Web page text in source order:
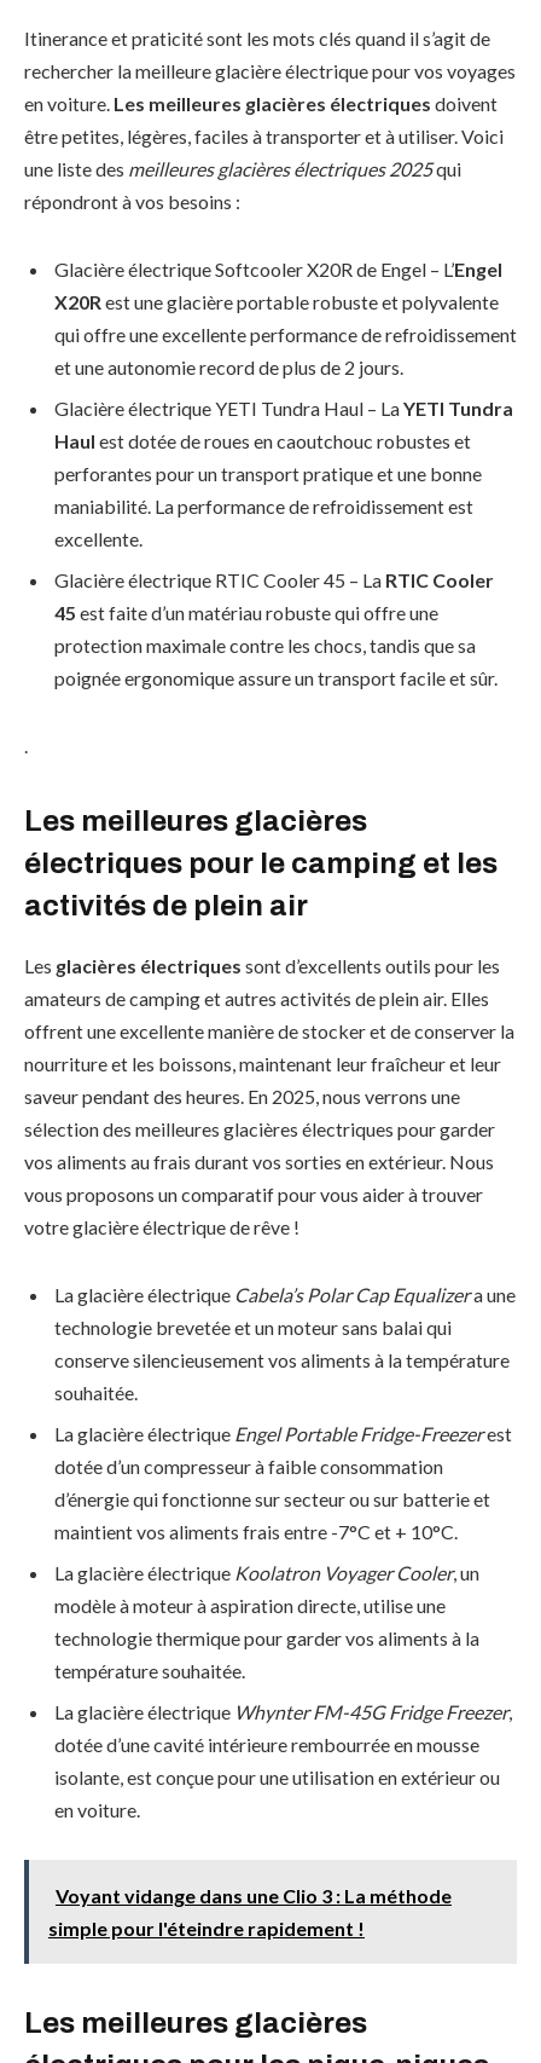
Itinerance et praticité sont les mots clés quand il s’agit de
rechercher la meilleure glacière électrique pour vos voyages
en voiture. Les meilleures glacières électriques doivent
être petites, légères, faciles à transporter et à utiliser. Voici
une liste des meilleures glacières électriques 2025qui
répondront à vos besoins :
Glacière électrique Softcooler X20R de Engel – L’Engel
X20Rest une glacière portable robuste et polyvalente
qui offre une excellente performance de refroidissement
et une autonomie record de plus de 2 jours.
Glacière électrique YETI Tundra Haul – LaYETI Tundra
Haul est dotée de roues en caoutchouc robustes et
perforantes pour un transport pratique et une bonne
maniabilité. La performance de refroidissement est
excellente.
Glacière électrique RTIC Cooler 45 – La RTIC Cooler
45 est faite d’un matériau robuste qui offre une
protection maximale contre les chocs, tandis que sa
poignée ergonomique assure un transport facile et sûr.
Les meilleures glacières
électriques pour le camping et les
activités de plein air
Les glacières électriques sont d’excellents outils pour les
amateurs de camping et autres activités de plein air. Elles
offrent une excellente manière de stocker et de conserver la
nourriture et les boissons, maintenant leur fraîcheur et leur
saveur pendant des heures. En 2025, nous verrons une
sélection des meilleures glacières électriques pour garder
vos aliments au frais durant vos sorties en extérieur. Nous
vous proposons un comparatif pour vous aider à trouver
votre glacière électrique de rêve !
La glacière électrique Cabela’s Polar Cap Equalizera une
technologie brevetée et un moteur sans balai qui
conserve silencieusement vos aliments à la température
souhaitée.
La glacière électrique Engel Portable Fridge-Freezerest
dotée d’un compresseur à faible consommation
d’énergie qui fonctionne sur secteur ou sur batterie et
maintient vos aliments frais entre -7°C et + 10°C.
La glacière électrique Koolatron Voyager Cooler, un
modèle à moteur à aspiration directe, utilise une
technologie thermique pour garder vos aliments à la
température souhaitée.
La glacière électrique Whynter FM-45G Fridge Freezer,
dotée d’une cavité intérieure rembourrée en mousse
isolante, est conçue pour une utilisation en extérieur ou
en voiture.
Voyant vidange dans une Clio 3 : La méthode
simple pour l'éteindre rapidement !
Les meilleures glacières